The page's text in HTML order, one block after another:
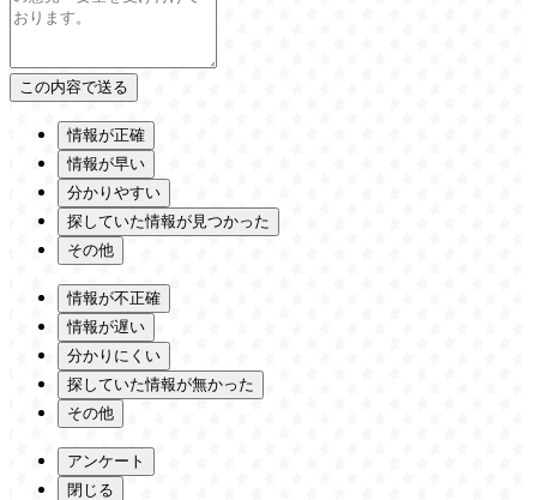
情報が正確
情報が早い
分かりやすい
探していた情報が見つかった
その他
情報が不正確
情報が遅い
分かりにくい
探していた情報が無かった
その他
アンケート
閉じる